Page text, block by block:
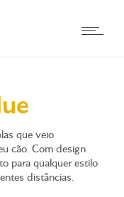
que veio
cão. Com design
para qualquer estilo
distâncias.